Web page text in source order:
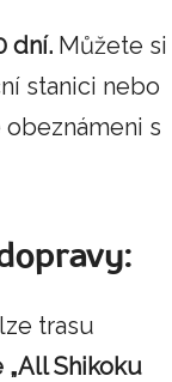
dní. Můžete si
stanici nebo
s
trasu
Shikoku